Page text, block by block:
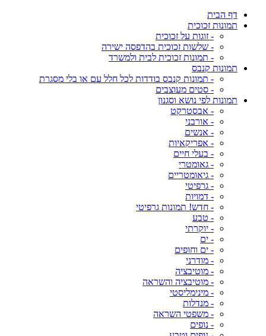
דף הבית
תמונות זכוכית
- זוגות על זכוכית
- שלשות זכוכית בהדפסה ישירה
- תמונות זכוכית לבית ולמשרד
תמונות קנבס
- תמונות קנבס בודדות לכל חלל עם או בלי מסגרת
- סטים מעוצבים
תמונות לפי נושא וסגנון
- אבסטרקט
- אורבני
- אנשים
- אפריקאיות
- בעלי חיים
- גאומטרי
- גיאומטריים
- גרפיטי
- דמויות
- חדש! תמונות גרפיטי
- טבע
- יוקרתי
- ים
- ים וחופים
- מודרני
- מוטיבציה
- מוטיבציה והשראה
- מינימליסטי
- מנדלות
- משפטי השראה
- נופים